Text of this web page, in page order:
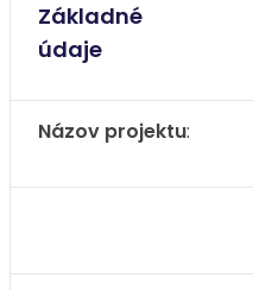
Základné
údaje
Názov projektu: